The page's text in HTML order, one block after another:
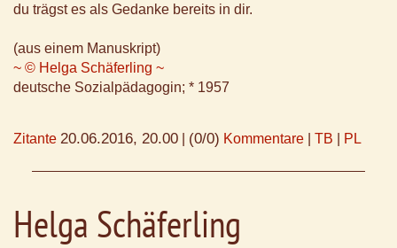
du trägst es als Gedanke bereits in dir.
(aus einem Manuskript)
~ © Helga Schäferling ~
deutsche Sozialpädagogin; * 1957
Zitante 20.06.2016, 20.00 (0/0) Kommentare TB PL
Helga Schäferling